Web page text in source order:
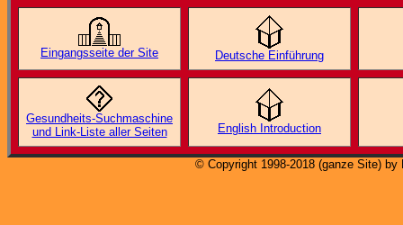
Eingangsseite der Site Deutsche Einführung
Gesundheits-Suchmaschine
und Link-Liste aller Seiten
English Introduction
© Copyright 1998-2018 (ganze Site)